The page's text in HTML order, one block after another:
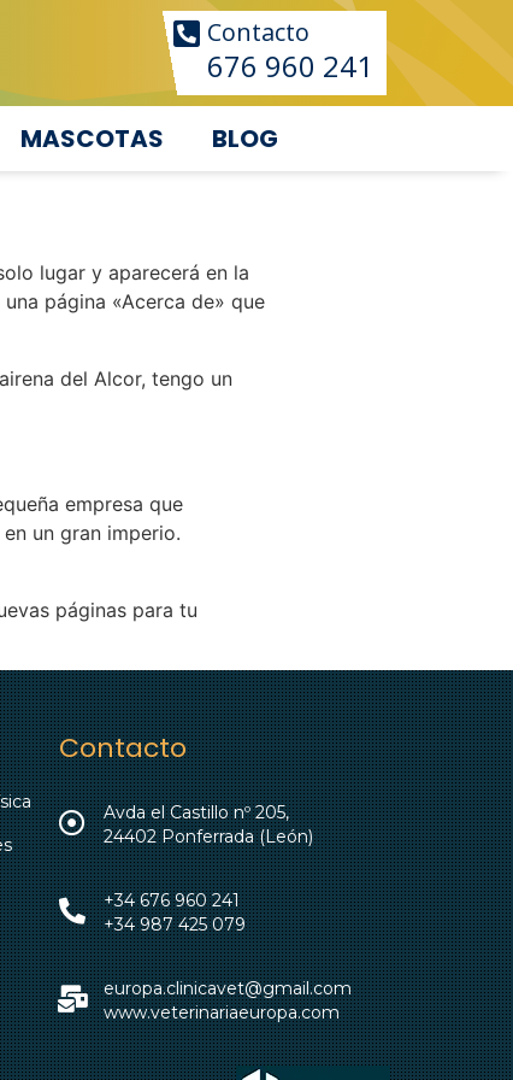
Contacto
676 960 241
MASCOTAS BLOG
lugar y aparecerá en la
página «Acerca de» que
del Alcor, tengo un
empresa que
un gran imperio.
páginas para tu
Contacto
Avda el Castillo nº 205,
24402 Ponferrada (León)
+34 676 960 241
+34 987 425 079
europa.clinicavet@gmail.com
www.veterinariaeuropa.com